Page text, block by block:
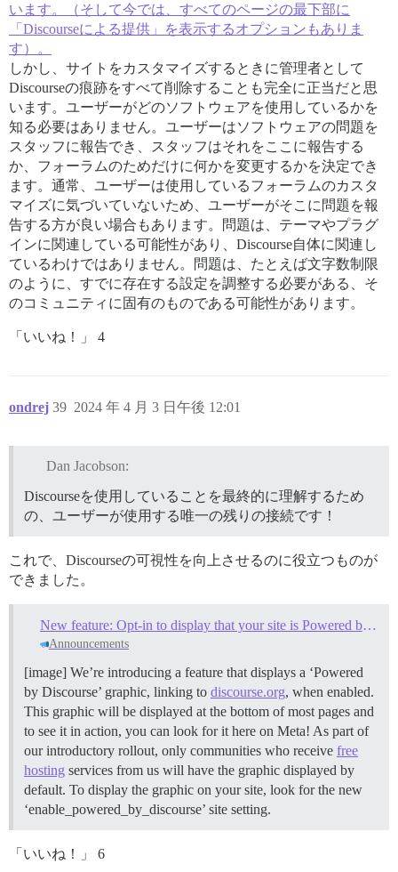
います。（そして今では、すべてのページの最下部に
「Discourseによる提供」を表示するオプションもありま
す）。
しかし、サイトをカスタマイズするときに管理者として
Discourseの痕跡をすべて削除することも完全に正当だと思
います。ユーザーがどのソフトウェアを使用しているかを
知る必要はありません。ユーザーはソフトウェアの問題を
スタッフに報告でき、スタッフはそれをここに報告する
か、フォーラムのためだけに何かを変更するかを決定でき
ます。通常、ユーザーは使用しているフォーラムのカスタ
マイズに気づいていないため、ユーザーがそこに問題を報
告する方が良い場合もあります。問題は、テーマやプラグ
インに関連している可能性があり、Discourse自体に関連し
ているわけではありません。問題は、たとえば文字数制限
のように、すでに存在する設定を調整する必要がある、そ
のコミュニティに固有のものである可能性があります。
「いいね！」 4
ondrej 2024 年 4 月 3 日午後 12:01
39
Dan Jacobson:
Discourseを使用していることを最終的に理解するため
の、ユーザーが使用する唯一の残りの接続です！
これで、Discourseの可視性を向上させるのに役立つものが
できました。
New feature: Opt-in to display that your site is Powered by Discourse
Announcements
[image] We’re introducing a feature that displays a ‘Powered
by Discourse’ graphic, linking to discourse.org, when enabled.
This graphic will be displayed at the bottom of most pages and
to see it in action, you can look for it here on Meta! As part of
our introductory rollout, only communities who receive free
hosting services from us will have the graphic displayed by
default. To display the graphic on your site, look for the new
‘enable_powered_by_discourse’ site setting.
「いいね！」 6